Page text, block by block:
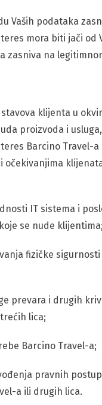
Vaših podataka
mora biti jači od
zasniva na
klijenta u
proizvoda i
Barcino Travel-
IT sistema i
se nude klijentima;
fizičke
prevara i drugih
lica;
Barcino Travel-a;
pravnih
a ili drugih lica.